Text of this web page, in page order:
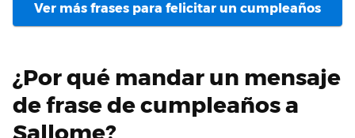
Ver más frases para felicitar un cumpleaños
¿Por qué mandar un mensaje
de frase de cumpleaños a